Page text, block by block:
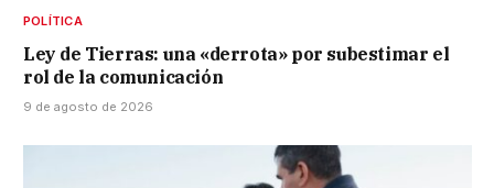
POLÍTICA
Ley de Tierras: una «derrota» por subestimar el
rol de la comunicación
9 de agosto de 2026